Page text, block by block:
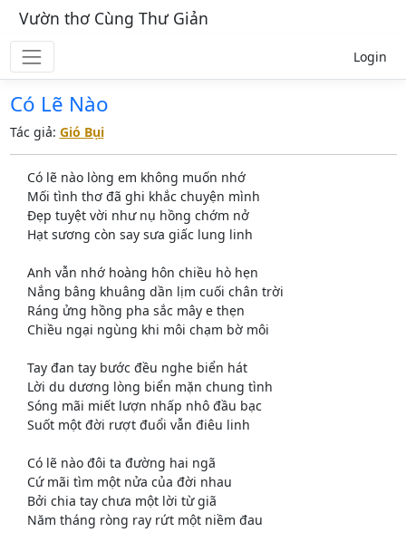
Vườn thơ Cùng Thư Giản
Login
Có Lẽ Nào
Tác giả: Gió Bụi
Có lẽ nào lòng em không muốn nhớ
Mối tình thơ đã ghi khắc chuyện mình
Đẹp tuyệt vời như nụ hồng chớm nở
Hạt sương còn say sưa giấc lung linh
Anh vẫn nhớ hoàng hôn chiều hò hẹn
Nắng bâng khuâng dần lịm cuối chân trời
Ráng ửng hồng pha sắc mây e thẹn
Chiều ngại ngùng khi môi chạm bờ môi
Tay đan tay bước đều nghe biển hát
Lời du dương lòng biển mặn chung tình
Sóng mãi miết lượn nhấp nhô đầu bạc
Suốt một đời rượt đuổi vẫn điêu linh
Có lẽ nào đôi ta đường hai ngã
Cứ mãi tìm một nửa của đời nhau
Bởi chia tay chưa một lời từ giã
Năm tháng ròng ray rứt một niềm đau